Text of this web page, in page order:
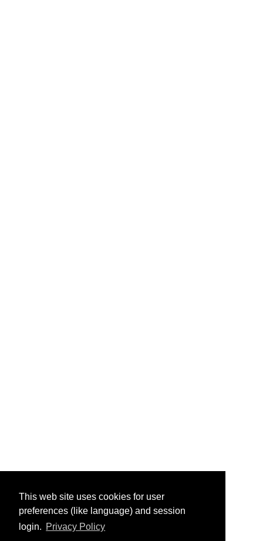
This web site uses cookies for user
preferences (like language) and session
login. Privacy Policy